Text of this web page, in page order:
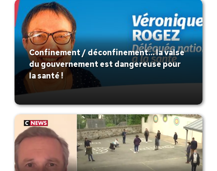
Confinement / déconfinement… la valse
du gouvernement est dangereuse pour
la santé !